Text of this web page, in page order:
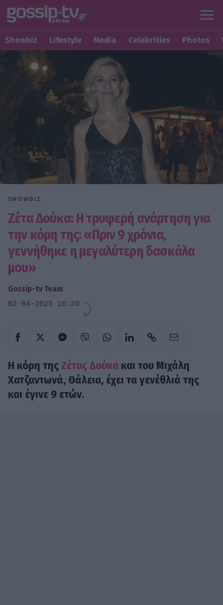
Showbiz Lifestyle Media Celebrities Photos
SHOWBIZ
Ζέτα Δούκα: Η τρυφερή ανάρτηση για
την κόρη της: «Πριν 9 χρόνια,
γεννήθηκε η μεγαλύτερη δασκάλα
μου»
Gossip-tv Team
02-04-2025 16:20
Η κόρη τηςΖέτας Δούκα και του Μιχάλη
Χατζαντωνά, Θάλεια, έχει τα γενέθλιά της
και έγινε 9 ετών.